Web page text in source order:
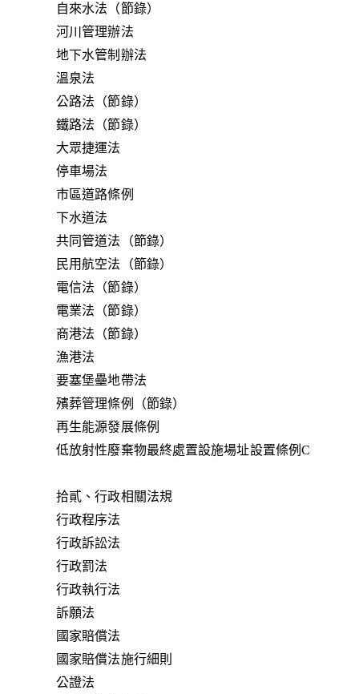
自來水法（節錄）
河川管理辦法
地下水管制辦法
溫泉法
公路法（節錄）
鐵路法（節錄）
大眾捷運法
停車場法
市區道路條例
下水道法
共同管道法（節錄）
民用航空法（節錄）
電信法（節錄）
電業法（節錄）
商港法（節錄）
漁港法
要塞堡壘地帶法
殯葬管理條例（節錄）
再生能源發展條例
低放射性廢棄物最終處置設施場址設置條例C
拾貳、行政相關法規
行政程序法
行政訴訟法
行政罰法
行政執行法
訴願法
國家賠償法
國家賠償法施行細則
公證法